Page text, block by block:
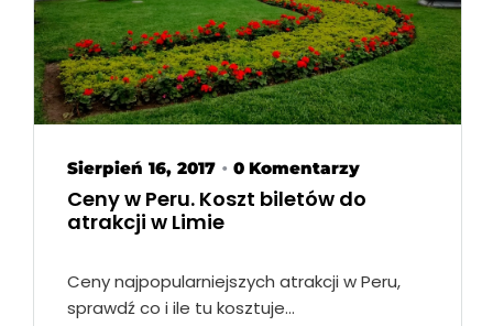
Sierpień 16, 2017 • 0 Komentarzy
Ceny w Peru. Koszt biletów do
atrakcji w Limie
Ceny najpopularniejszych atrakcji w Peru,
sprawdź co i ile tu kosztuje…